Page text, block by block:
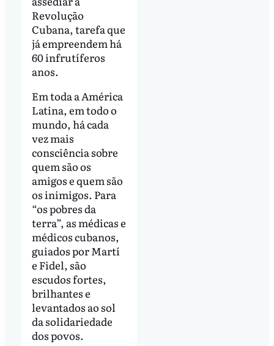
Revolução
Cubana, tarefa que
já empreendem há
60 infrutíferos
anos.
Em toda a América
Latina, em todo o
mundo, há cada
vez mais
consciência sobre
quem são os
amigos e quem são
os inimigos. Para
“os pobres da
terra”, as médicas e
médicos cubanos,
guiados por Martí
e Fidel, são
escudos fortes,
brilhantes e
levantados ao sol
da solidariedade
dos povos.